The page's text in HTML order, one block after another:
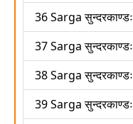
36 Sarga सुन्दरकाण्डः
37 Sarga सुन्दरकाण्डः
38 Sarga सुन्दरकाण्डः
39 Sarga सुन्दरकाण्डः